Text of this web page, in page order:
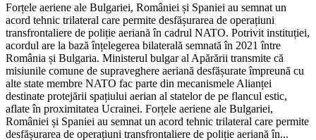
Forțele aeriene ale Bulgariei, României și Spaniei au semnat un
acord tehnic trilateral care permite desfășurarea de operațiuni
transfrontaliere de poliție aeriană în cadrul NATO. Potrivit instituției,
acordul are la bază înțelegerea bilaterală semnată în 2021 între
România și Bulgaria. Ministerul bulgar al Apărării transmite că
misiunile comune de supraveghere aeriană desfășurate împreună cu
alte state membre NATO fac parte din mecanismele Alianței
destinate protejării spațiului aerian al statelor de pe flancul estic,
aflate în proximitatea Ucrainei. Forțele aeriene ale Bulgariei,
României și Spaniei au semnat un acord tehnic trilateral care permite
desfășurarea de operațiuni transfrontaliere de poliție aeriană în...